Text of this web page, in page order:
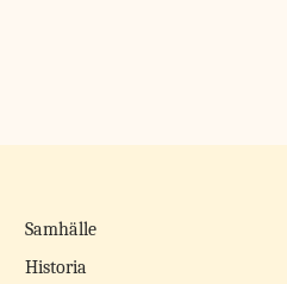
Samhälle
Historia